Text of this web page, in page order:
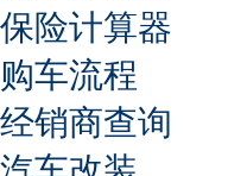
保险计算器
购车流程
经销商查询